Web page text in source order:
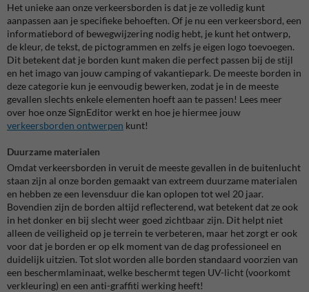
Het unieke aan onze verkeersborden is dat je ze volledig kunt
aanpassen aan je specifieke behoeften. Of je nu een verkeersbord, een
informatiebord of bewegwijzering nodig hebt, je kunt het ontwerp,
de kleur, de tekst, de pictogrammen en zelfs je eigen logo toevoegen.
Dit betekent dat je borden kunt maken die perfect passen bij de stijl
en het imago van jouw camping of vakantiepark. De meeste borden in
deze categorie kun je eenvoudig bewerken, zodat je in de meeste
gevallen slechts enkele elementen hoeft aan te passen! Lees meer
over hoe onze SignEditor werkt en hoe je hiermee jouw
verkeersborden ontwerpen kunt!
Duurzame materialen
Omdat verkeersborden in veruit de meeste gevallen in de buitenlucht
staan zijn al onze borden gemaakt van extreem duurzame materialen
en hebben ze een levensduur die kan oplopen tot wel 20 jaar.
Bovendien zijn de borden altijd reflecterend, wat betekent dat ze ook
in het donker en bij slecht weer goed zichtbaar zijn. Dit helpt niet
alleen de veiligheid op je terrein te verbeteren, maar het zorgt er ook
voor dat je borden er op elk moment van de dag professioneel en
duidelijk uitzien. Tot slot worden alle borden standaard voorzien van
een beschermlaminaat, welke beschermt tegen UV-licht (voorkomt
verkleuring) en een anti-graffiti werking heeft!